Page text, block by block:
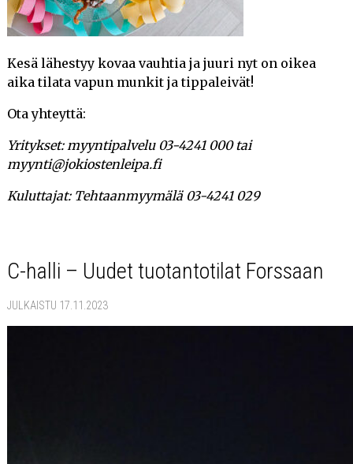
Kesä lähestyy kovaa vauhtia ja juuri nyt on oikea
aika tilata vapun munkit ja tippaleivät!
Ota yhteyttä:
Yritykset: myyntipalvelu 03-4241 000 tai
myynti@jokiostenleipa.fi
Kuluttajat: Tehtaanmyymälä 03-4241 029
C-halli – Uudet tuotantotilat Forssaan
JULKAISTU 17.11.2023